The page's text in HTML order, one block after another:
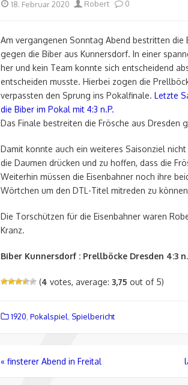
Posted
18. Februar 2020 Author
Robert 0
Am vergangenen Sonntag Abend bestritten die
gegen die Biber aus Kunnersdorf. In einer
her und kein Team konnte sich entscheidend
entscheiden musste. Hierbei zogen die
verpassten den Sprung ins Pokalfinale. Letzte
die Biber im Pokal mit 4:3 n.P.
Das Finale bestreiten die Frösche aus Dresden
Damit konnte auch ein weiteres Saisonziel
die Daumen drücken und zu hoffen, dass die
Weiterhin müssen die Eisenbahner noch ihre
Wörtchen um den DTL-Titel mitreden zu
Die Torschützen für die Eisenbahner waren
Kranz.
Biber Kunnersdorf : Prellböcke Dresden 4:3 n.P.
(4 votes, average: 3,75 out of 5)
1920 Pokalspiel Spielbericht
Beitragsnavigation
« finsterer Abend in Freital